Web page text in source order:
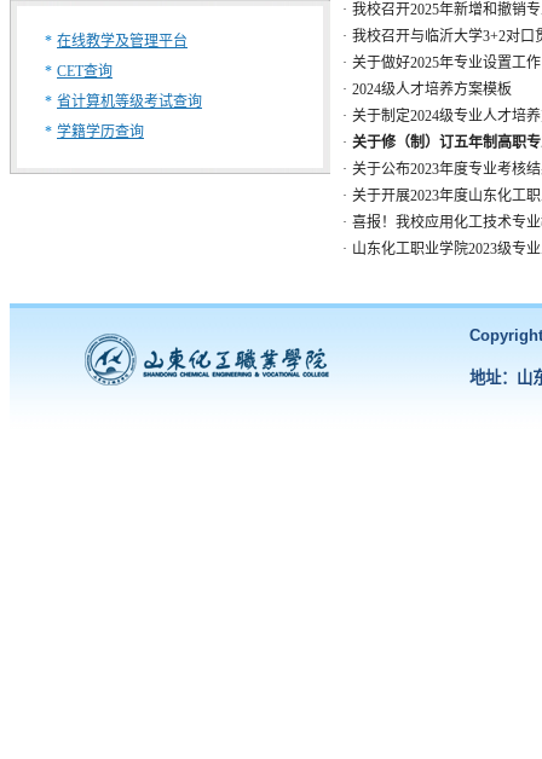
* 在线教学及管理平台
* CET查询
* 省计算机等级考试查询
* 学籍学历查询
· 我校召开2025年新增和撤销
· 我校召开与临沂大学3+2对口
· 关于做好2025年专业设置工
· 2024级人才培养方案模板
· 关于制定2024级专业人才培
· 关于修（制）订五年制高职
· 关于公布2023年度专业考核
· 关于开展2023年度山东化工
· 喜报！我校应用化工技术专
· 山东化工职业学院2023级专
Copyright
地址：山